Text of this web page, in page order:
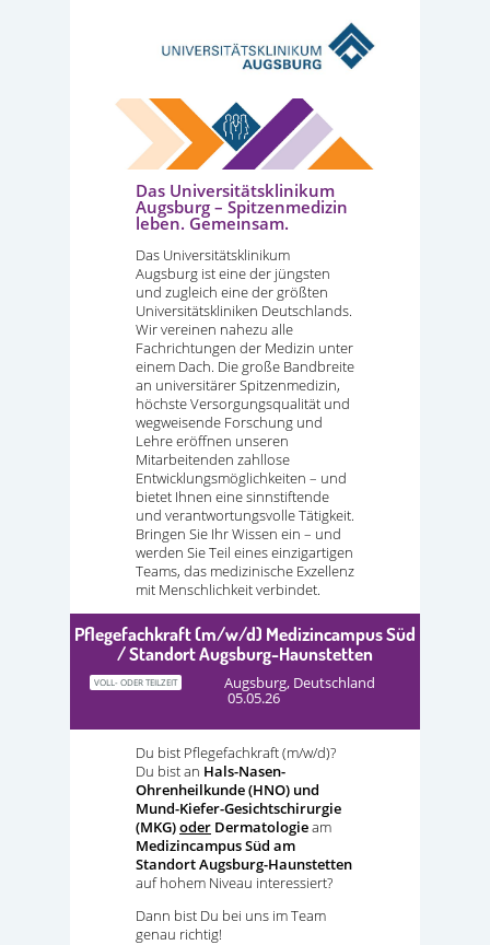
Das Universitätsklinikum
Augsburg – Spitzenmedizin
leben. Gemeinsam.
Das Universitätsklinikum
Augsburg ist eine der jüngsten
und zugleich eine der größten
Universitätskliniken Deutschlands.
Wir vereinen nahezu alle
Fachrichtungen der Medizin unter
einem Dach. Die große Bandbreite
an universitärer Spitzenmedizin,
höchste Versorgungsqualität und
wegweisende Forschung und
Lehre eröffnen unseren
Mitarbeitenden zahllose
Entwicklungsmöglichkeiten – und
bietet Ihnen eine sinnstiftende
und verantwortungsvolle Tätigkeit.
Bringen Sie Ihr Wissen ein – und
werden Sie Teil eines einzigartigen
Teams, das medizinische Exzellenz
mit Menschlichkeit verbindet.
Pflegefachkraft (m/w/d) Medizincampus Süd
/ Standort Augsburg-Haunstetten
VOLL- ODER TEILZEIT Augsburg, Deutschland
05.05.26
Du bist Pflegefachkraft (m/w/d)?
Du bist an Hals-Nasen-
Ohrenheilkunde (HNO) und
Mund-Kiefer-Gesichtschirurgie
(MKG)oder Dermatologieam
Medizincampus Süd am
Standort Augsburg-Haunstetten
auf hohem Niveau interessiert?
Dann bist Du bei uns im Team
genau richtig!